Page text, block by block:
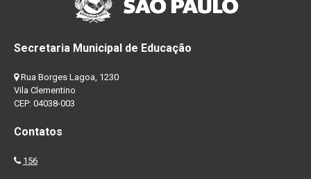
Secretaria Municipal de Educação
Rua Borges Lagoa, 1230
Vila Clementino
CEP: 04038-003
Contatos
156